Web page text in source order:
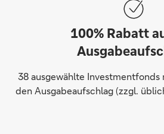
100% Rabatt
38 ausgewählte Investmentfonds
den Ausgabeaufschlag (zzgl.